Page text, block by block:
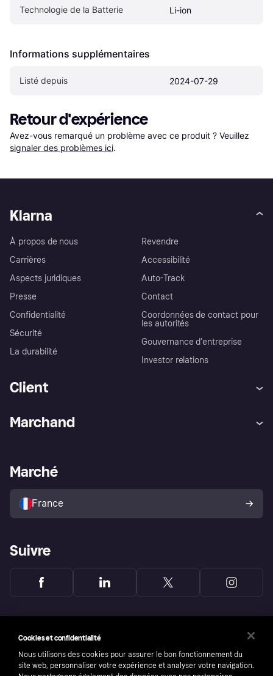
Technologie de la Batterie Li-ion
Informations supplémentaires
Listé depuis 2024-07-29
Retour d'expérience
Avez-vous remarqué un problème avec ce produit ? Veuillez
signaler des problèmes ici.
Klarna
À propos de nous
Carrières
Aspects juridiques
Presse
Confidentialité
Sécurité
La durabilité
Revendre
Accessibilité
Auto-Track
Contact
Coordonnées de contact pour
les autorités
Gouvernance d’entreprise
Investor relations
Client
Explorez les magasins
Politique de protection de
l’acheteur Klarna
Marchand
Portail Marchand
Marché
France
Suivre
Cookies et confidentialité
Nous utilisons des cookies pour assurer le bon fonctionnement du
site web, personnaliser votre expérience et analyser votre navigation.